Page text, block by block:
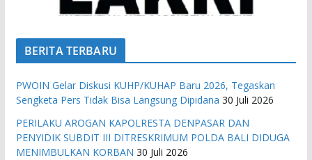
BERITA TERBARU
PWOIN Gelar Diskusi KUHP/KUHAP Baru 2026, Tegaskan
Sengketa Pers Tidak Bisa Langsung Dipidana 30 Juli 2026
PERILAKU AROGAN KAPOLRESTA DENPASAR DAN
PENYIDIK SUBDIT III DITRESKRIMUM POLDA BALI DIDUGA
MENIMBULKAN KORBAN 30 Juli 2026